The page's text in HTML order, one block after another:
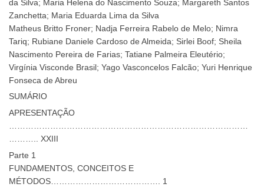
da Silva; Maria Helena do Nascimento Souza; Margareth Santos
Zanchetta; Maria Eduarda Lima da Silva
Matheus Britto Froner; Nadja Ferreira Rabelo de Melo; Nimra
Tariq; Rubiane Daniele Cardoso de Almeida; Sirlei Boof; Sheila
Nascimento Pereira de Farias; Tatiane Palmeira Eleutério;
Virgínia Visconde Brasil; Yago Vasconcelos Falcão; Yuri Henrique
Fonseca de Abreu
SUMÁRIO
APRESENTAÇÃO
……………………………………………………………………………
……….. XXIII
Parte 1
FUNDAMENTOS, CONCEITOS E
MÉTODOS…………………………………. 1